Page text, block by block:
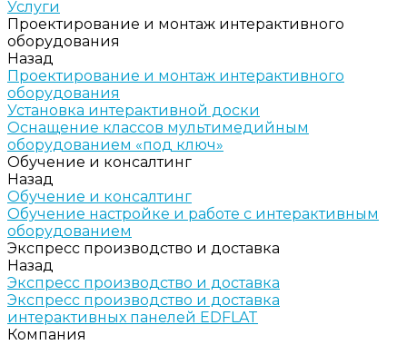
Услуги
Проектирование и монтаж интерактивного
оборудования
Назад
Проектирование и монтаж интерактивного
оборудования
Установка интерактивной доски
Оснащение классов мультимедийным
оборудованием «под ключ»
Обучение и консалтинг
Назад
Обучение и консалтинг
Обучение настройке и работе с интерактивным
оборудованием
Экспресс производство и доставка
Назад
Экспресс производство и доставка
Экспресс производство и доставка
интерактивных панелей EDFLAT
Компания